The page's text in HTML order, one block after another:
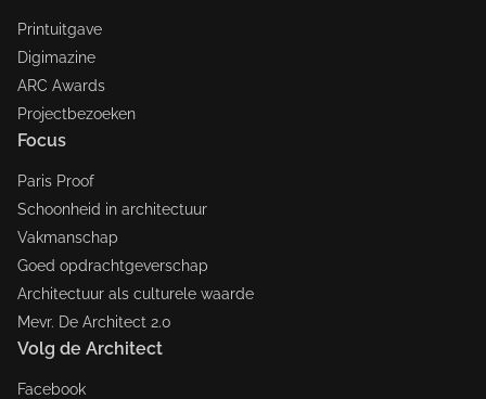
Printuitgave
Digimazine
ARC Awards
Projectbezoeken
Focus
Paris Proof
Schoonheid in architectuur
Vakmanschap
Goed opdrachtgeverschap
Architectuur als culturele waarde
Mevr. De Architect 2.0
Volg de Architect
Facebook